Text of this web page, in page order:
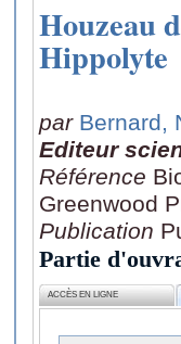
Houzeau
Hippolyte
par Bernard,
Editeur
Référence
Greenwood
Publication
Partie
ACCÈS EN LIGNE